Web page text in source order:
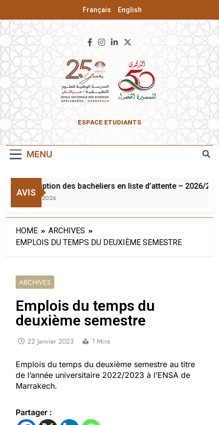
Français English
ENSA De
ESPACE ETUDIANTS
MENU
AVIS
Inscription des bacheliers en liste d’attente – 2026/
3 Août 2026
HOME
ARCHIVES
EMPLOIS DU TEMPS DU DEUXIÈME SEMESTRE
ARCHIVES
Emplois du temps du
deuxième semestre
22 Janvier 2023 1 Mins
Emplois du temps du deuxième semestre au titre
de l’année universitaire 2022/2023 à l’ENSA de
Marrakech.
Partager :